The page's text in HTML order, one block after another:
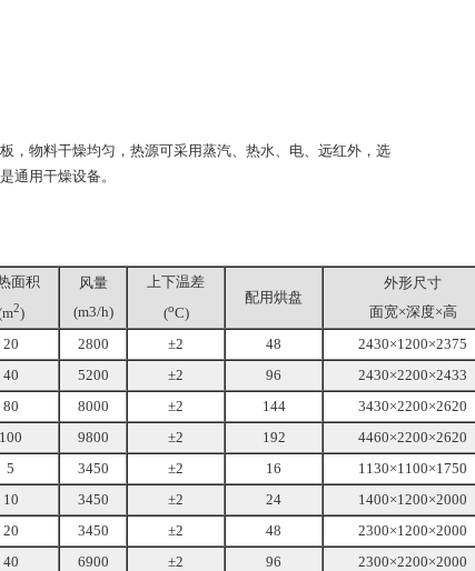
物料干燥均匀，热源可采用蒸汽、热水、电、远红外，选
通用干燥设备。
面积
2)
风量
(m3/h)
上下温差
(oC)
配用烘盘
外形尺寸
面宽×深度×高
20 2800 ±2 48
2430×1200×2375
40 5200 ±2 96
2430×2200×2433
80 8000 ±2 144
3430×2200×2620
100 9800 ±2 192
4460×2200×2620
5 3450 ±2 16
1130×1100×1750
10 3450 ±2 24
1400×1200×2000
20 3450 ±2 48
2300×1200×2000
40 6900 ±2 96
2300×2200×2000